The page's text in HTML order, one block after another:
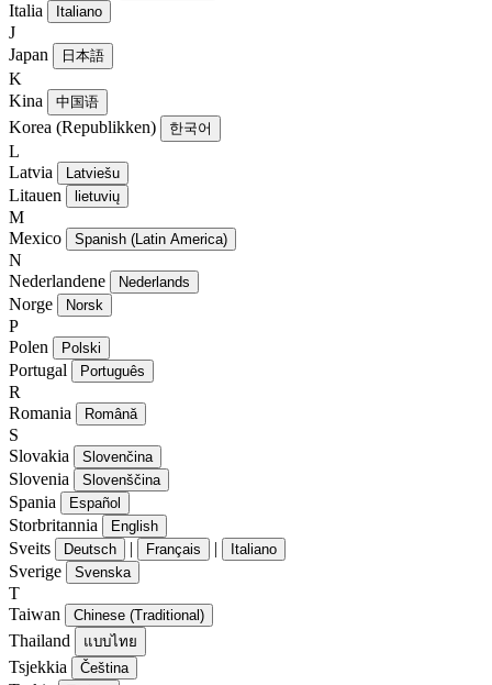
Italia Italiano
J
Japan
日本語
K
Kina
中国语
Korea (Republikken) 한국어
L
Latvia
Latviešu
Litauen lietuvių
M
Mexico
Spanish (Latin America)
N
Nederlandene
Nederlands
Norge Norsk
P
Polen
Polski
Portugal Português
R
Romania
Română
S
Slovakia
Slovenčina
Slovenia Slovenščina
Spania Español
Storbritannia English
Sveits Deutsch | Français | Italiano
Sverige Svenska
T
Taiwan
Chinese (Traditional)
Thailand แบบไทย
Tsjekkia Čeština